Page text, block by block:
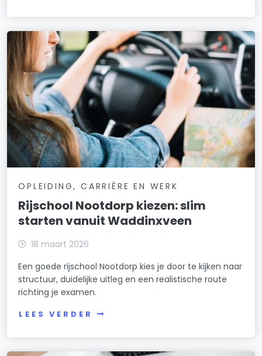
OPLEIDING, CARRIÈRE EN WERK
Rijschool Nootdorp kiezen: slim
starten vanuit Waddinxveen
18 maart 2026
Een goede rijschool Nootdorp kies je door te kijken naar
structuur, duidelijke uitleg en een realistische route
richting je examen.
LEES VERDER